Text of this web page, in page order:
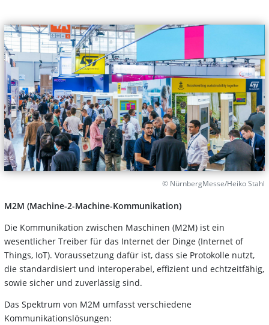
© NürnbergMesse/Heiko Stahl
M2M (Machine-2-Machine-Kommunikation)
Die Kommunikation zwischen Maschinen (M2M) ist ein
wesentlicher Treiber für das Internet der Dinge (Internet of
Things, IoT). Voraussetzung dafür ist, dass sie Protokolle nutzt,
die standardisiert und interoperabel, effizient und echtzeitfähig,
sowie sicher und zuverlässig sind.
Das Spektrum von M2M umfasst verschiedene
Kommunikationslösungen: